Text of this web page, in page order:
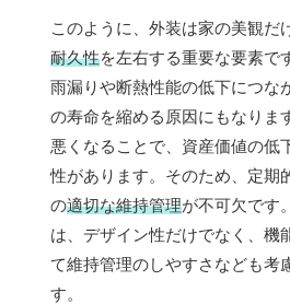
このように、外装は家の美観だ
耐久性を左右する重要な要素で
雨漏りや断熱性能の低下につな
の寿命を縮める原因にもなりま
悪くなることで、資産価値の低
性があります。そのため、定期
の適切な維持管理が不可欠です
は、デザイン性だけでなく、機
て維持管理のしやすさなども考
す。